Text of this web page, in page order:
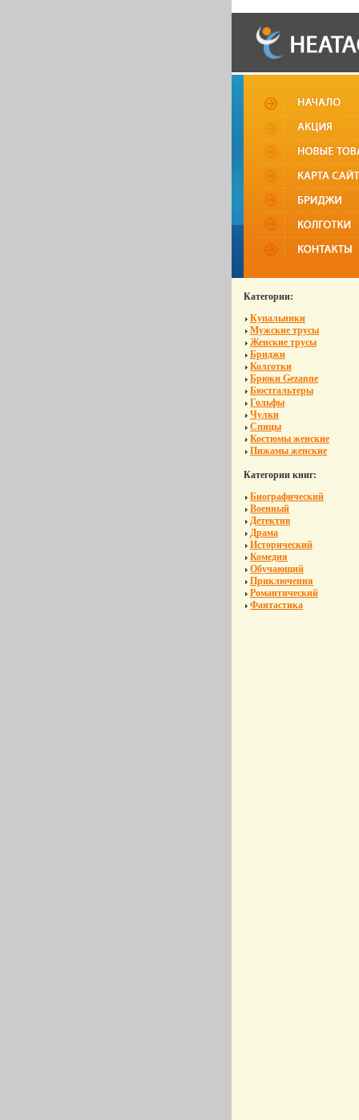
Категории:
Купальники
Мужские трусы
Женские трусы
Бриджи
Колготки
Брюки Gezanne
Бюстгальтеры
Гольфы
Чулки
Спицы
Костюмы женские
Пижамы женские
Категории книг:
Биографический
Военный
Детектив
Драма
Исторический
Комедия
Обучающий
Приключения
Романтический
Фантастика